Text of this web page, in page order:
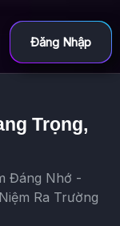
Đăng Nhập
Trọng,
Đáng Nhớ -
Ra Trường